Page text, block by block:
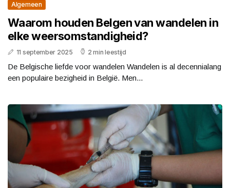
Algemeen
Waarom houden Belgen van wandelen in
elke weersomstandigheid?
11 september 2025 2 min leestijd
De Belgische liefde voor wandelen Wandelen is al decennialang
een populaire bezigheid in België. Men...